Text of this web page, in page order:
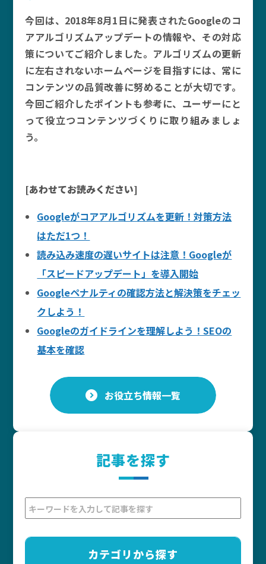
今回は、2018年8月1日に発表されたGoogleのコ
アアルゴリズムアップデートの情報や、その対応
策についてご紹介しました。アルゴリズムの更新
に左右されないホームページを目指すには、常に
コンテンツの品質改善に努めることが大切です。
今回ご紹介したポイントも参考に、ユーザーにと
って役立つコンテンツづくりに取り組みましょ
う。
[あわせてお読みください]
Googleがコアアルゴリズムを更新！対策方法
はただ1つ！
読み込み速度の遅いサイトは注意！Googleが
「スピードアップデート」を導入開始
Googleペナルティの確認方法と解決策をチェッ
クしよう！
Googleのガイドラインを理解しよう！SEOの
基本を確認
お役立ち情報一覧
記事を探す
カテゴリから探す